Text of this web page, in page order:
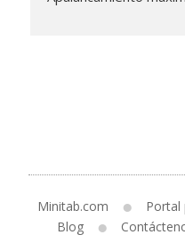
Minitab.com Portal
Blog